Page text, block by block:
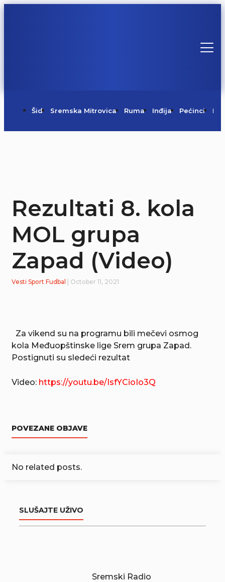
Šid Sremska Mitrovica Ruma Inđija Pećinci Irig
Rezultati 8. kola
MOL grupa
Zapad (Video)
Vesti Sport Fudbal | October 11, 2021
Za vikend su na programu bili mečevi osmog
kola Međuopštinske lige Srem grupa Zapad.
Postignuti su sledeći rezultat
Video: https://youtu.be/IsfYCioIo3Q
POVEZANE OBJAVE
No related posts.
SLUŠAJTE UŽIVO
Sremski Radio